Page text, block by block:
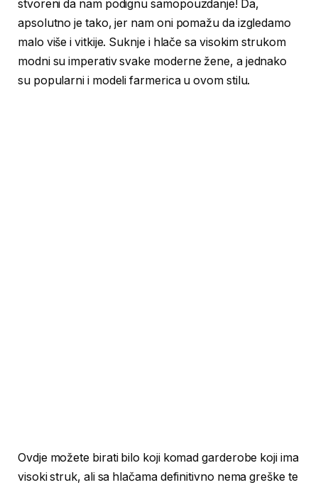
stvoreni da nam podignu samopouzdanje! Da,
apsolutno je tako, jer nam oni pomažu da izgledamo
malo više i vitkije. Suknje i hlače sa visokim strukom
modni su imperativ svake moderne žene, a jednako
su popularni i modeli farmerica u ovom stilu.
Ovdje možete birati bilo koji komad garderobe koji ima
visoki struk, ali sa hlačama definitivno nema greške te